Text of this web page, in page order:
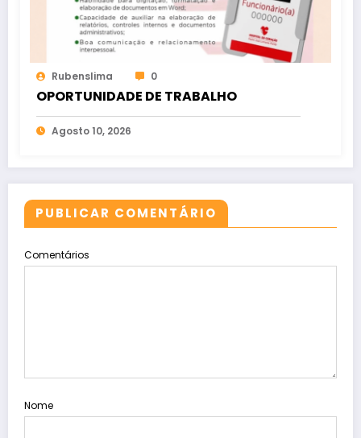
Rubenslima 0
OPORTUNIDADE DE TRABALHO
Agosto 10, 2026
PUBLICAR COMENTÁRIO
Comentários
Nome